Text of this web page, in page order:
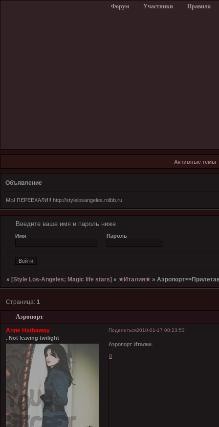
Форум Участники Правила
Активные темы
Объявление
МЫ ПЕРЕЕХАЛИ!! http://stylelosangeles.rolbb.ru
Введите ваше имя и пароль ниже
Имя Пароль
»[Style Los-Angeles; Magic life stars] »★Италия★ »
Аэропорт
Страница:1
Поделиться2010-01-17 00:23:53
Anne Hathaway
. Not leaving twilight
Аэропорт Италии.
0